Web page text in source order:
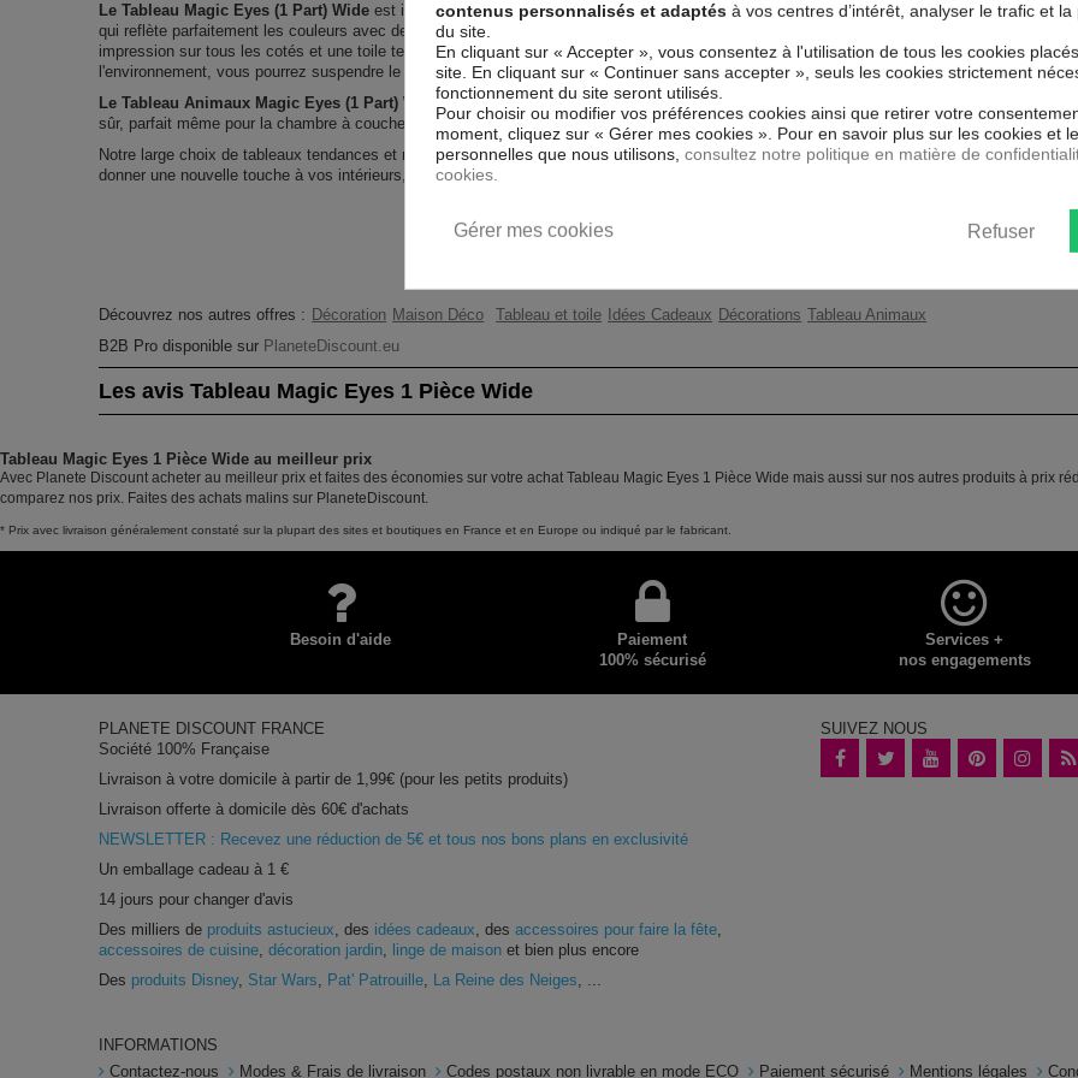
Le Tableau Magic Eyes (1 Part) Wide est imprimé sur un papier intissé spécial et de haute qualité
qui reflète parfaitement les couleurs avec des détails parfaitement reproduits. Grâce à une
impression sur tous les cotés et une toile tendue sur un châssis fait de matériaux respectueux de
l'environnement, vous pourrez suspendre le tableau immédiatement sans avoir à l'encadrer.
Le Tableau Animaux Magic Eyes (1 Part) Wideest résistant aux rayons UV, inodore et 100 %
sûr, parfait même pour la chambre à coucher et la chambre des enfants.
Notre large choix de tableaux tendances et modernes constituent un moyen simple et pas cher de
donner une nouvelle touche à vos intérieurs, il y en a pour tous les goût.
Thème
Impression
Découvrez nos autres offres : Décoration Maison Déco Tableau et toile Idées Cadeaux Décorations Tableau Animaux
B2B Pro disponible sur PlaneteDiscount.eu
Les avis Tableau Magic Eyes 1 Pièce Wide
Tableau Magic Eyes 1 Pièce Wide au meilleur prix
Avec Planete Discount acheter au meilleur prix et faites des économies sur votre achat Tableau Magic Eyes 1 Pièce Wide mais aussi sur nos autres produits à prix
comparez nos prix. Faites des achats malins sur PlaneteDiscount.
* Prix avec livraison généralement constaté sur la plupart des sites et boutiques en France et en Europe ou indiqué par le fabricant.
Besoin d'aide
Paiement
100% sécurisé
Services +
nos engagements
PLANETE DISCOUNT FRANCE
Société 100% Française
Livraison à votre domicile à partir de 1,99€ (pour les petits produits)
Livraison offerte à domicile dès 60€ d'achats
NEWSLETTER : Recevez une réduction de 5€ et tous nos bons plans en exclusivité
Un emballage cadeau à 1 €
14 jours pour changer d'avis
Des milliers de produits astucieux , des idées cadeaux , desaccessoires pour faire la fête
accessoires de cuisine ,décoration jardin linge de maison et bien plus encore
Des produits Disney, Star Wars Pat' Patrouille La Reine des Neiges
SUIVEZ NOUS
INFORMATIONS
Contactez-nous
Modes & Frais de livraison Codes postaux non livrable en mode ECO Paiement sécurisé Mentions légales
contenus personnalisés et adaptés à vos centres d’intérêt, analyser le trafic et
du site.
En cliquant sur « Accepter », vous consentez à l'utilisation de tous les cookies
site. En cliquant sur « Continuer sans accepter », seuls les cookies strictement
fonctionnement du site seront utilisés.
Pour choisir ou modifier vos préférences cookies ainsi que retirer votre
moment, cliquez sur « Gérer mes cookies ». Pour en savoir plus sur les cookies et
personnelles que nous utilisons, consultez notre politique en matière de
cookies.
Refuser
Gérer mes cookies